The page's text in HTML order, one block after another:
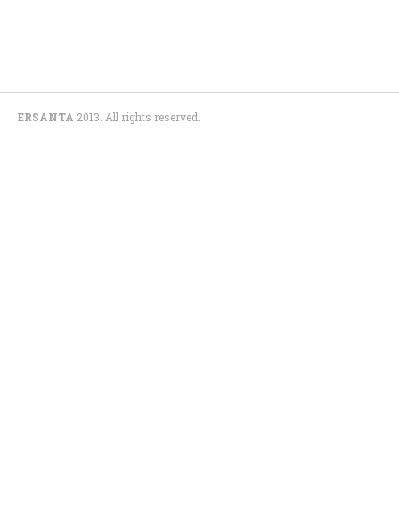
ERSANTA 2013. All rights reserved.